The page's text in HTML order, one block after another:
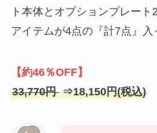
ト本体とオプションプレー
アイテムが4点の『計7点』入
【約46％OFF】
33,770円⇒18,150円(税込)